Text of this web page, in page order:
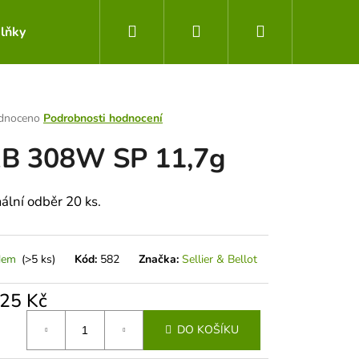
Obchodní podmínky Kontakty
Hledat PřihlášeníNákupní
Podrobnosti hodnocení
308W SP 11,7g
odběr 20 ks.
(>5 ks) Kód: 582 Značka: Sellier & Bellot
Kč
DO KOŠÍKU
Následující